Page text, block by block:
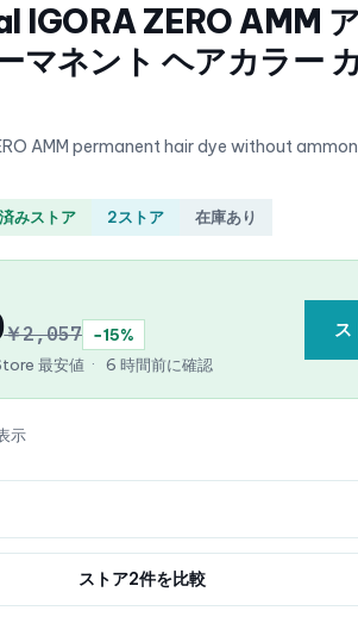
IGORA ZERO AMM
マネント ヘアカラー
AMM permanent hair dye without
みストア 2ストア 在庫あり
￥2,057
−15%
最安値 · 6 時間前に確認
ス
示
ストア2件を比較